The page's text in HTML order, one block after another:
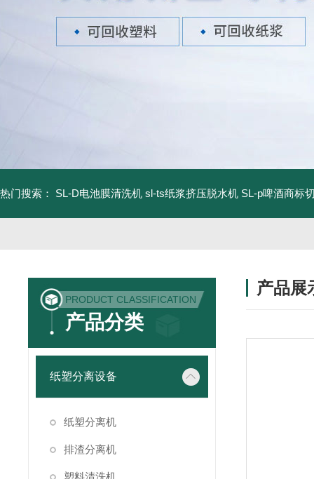
热门搜索： SL-D电池膜清洗机 sl-ts纸浆挤压脱水机 SL-p啤酒商标
PRODUCT CLASSIFICATION
产品分类
纸塑分离设备
纸塑分离机
排渣分离机
塑料清洗机
产品展